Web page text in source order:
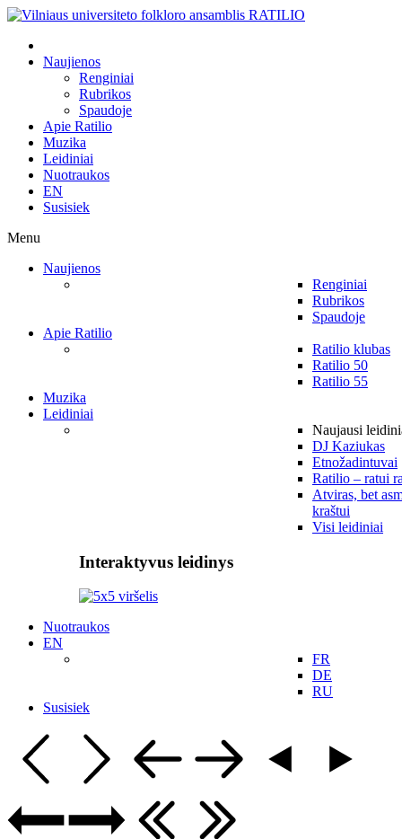
Naujienos
Renginiai
Rubrikos
Spaudoje
Apie Ratilio
Muzika
Leidiniai
Nuotraukos
EN
Susisiek
Menu
Naujienos
Renginiai
Rubrikos
Spaudoje
Apie Ratilio
Ratilio klubas
Ratilio 50
Ratilio 55
Muzika
Leidiniai
Naujausi
DJ Kaziukas
Etnožadintuvai
Ratilio – ratui
Atviras, bet
kraštui
Visi leidiniai
Interaktyvus leidinys
Nuotraukos
EN
FR
DE
RU
Susisiek